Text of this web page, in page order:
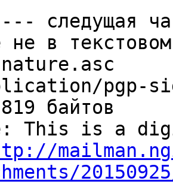
следущая
не в
pgp-
байтов
This is a